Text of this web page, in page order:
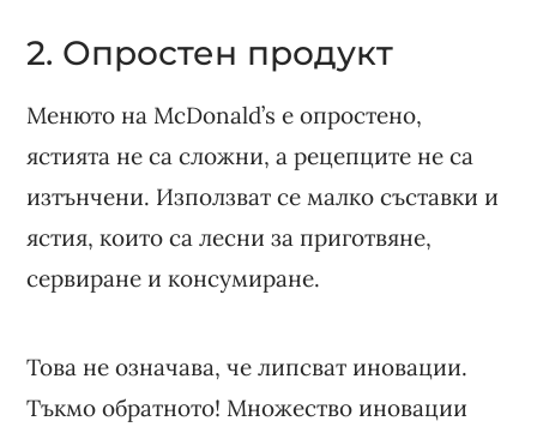
2. Опростен продукт
Менюто на McDonald’s е опростено,
ястията не са сложни, а рецепците не са
изтънчени. Използват се малко съставки и
ястия, които са лесни за приготвяне,
сервиране и консумиране.
Това не означава, че липсват иновации.
Тъкмо обратното! Множество иновации